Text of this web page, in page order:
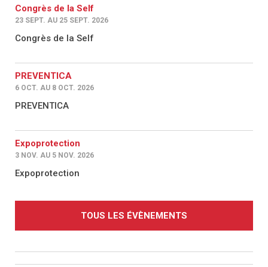
Congrès de la Self
23 SEPT. AU 25 SEPT. 2026
Congrès de la Self
PREVENTICA
6 OCT. AU 8 OCT. 2026
PREVENTICA
Expoprotection
3 NOV. AU 5 NOV. 2026
Expoprotection
TOUS LES ÉVÈNEMENTS